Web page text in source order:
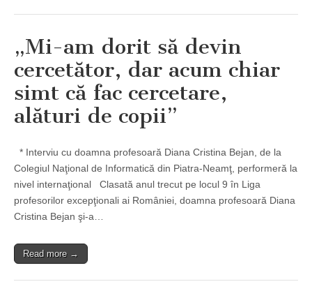
„Mi-am dorit să devin
cercetător, dar acum chiar
simt că fac cercetare,
alături de copii”
* Interviu cu doamna profesoară Diana Cristina Bejan, de la
Colegiul Naţional de Informatică din Piatra-Neamţ, performeră la
nivel internaţional Clasată anul trecut pe locul 9 în Liga
profesorilor excepţionali ai României, doamna profesoară Diana
Cristina Bejan şi-a…
Read more →